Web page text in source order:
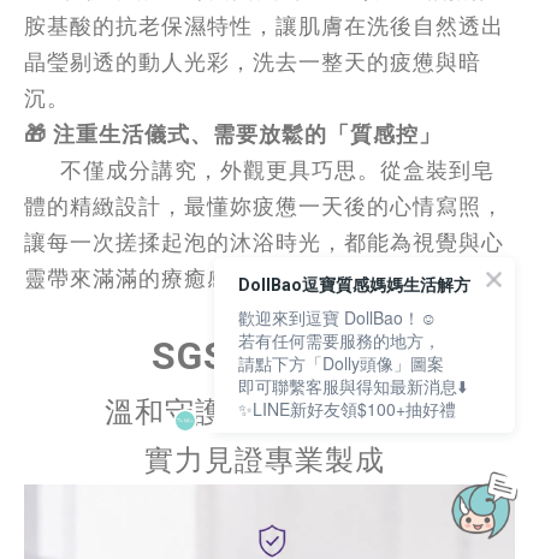
胺基酸的抗老保濕特性，讓肌膚在洗後自然透出
晶瑩剔透的動人光彩，洗去一整天的疲憊與暗
沉。
🎁 注重生活儀式、需要放鬆的「質感控」
體的精緻設計，最懂妳疲憊一天後的心情寫照，
讓每一次搓揉起泡的沐浴時光，都能為視覺與心
靈帶來滿滿的療癒感
。
SGS安心檢驗
溫和守護每一次清潔時光
實力見證專業製成
DollBao逗寶質感媽媽生活解方
歡迎來到逗寶 DollBao！☺️
若有任何需要服務的地方，
請點下方「Dolly頭像」圖案
即可聯繫客服與得知最新消息⬇️
✨LINE新好友領$100+抽好禮